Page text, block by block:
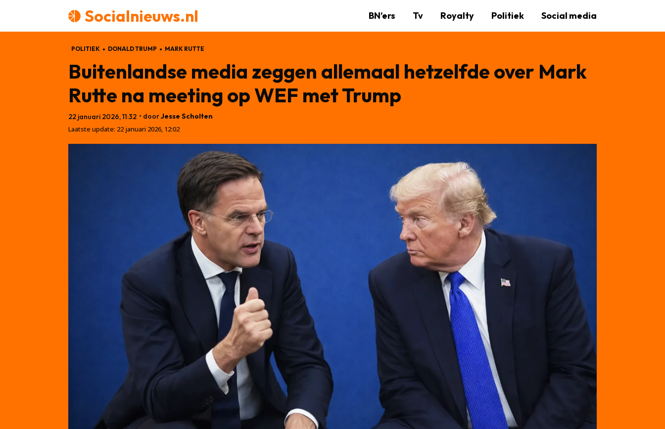
Socialnieuws.nl BN’ers Tv Royalty Politiek Social media
POLITIEK DONALD TRUMP MARK RUTTE
Buitenlandse media zeggen allemaal hetzelfde over Mark
Rutte na meeting op WEF met Trump
22 januari 2026, 11:32 • doorJesse Scholten
Laatste update: 22 januari 2026, 12:02